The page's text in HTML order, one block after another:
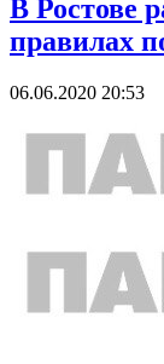
В Ростове
правилах
06.06.2020 20:53